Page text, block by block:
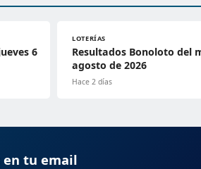
6
LOTERÍAS
Resultados Bonoloto del
agosto de 2026
Hace 2 días
en tu email